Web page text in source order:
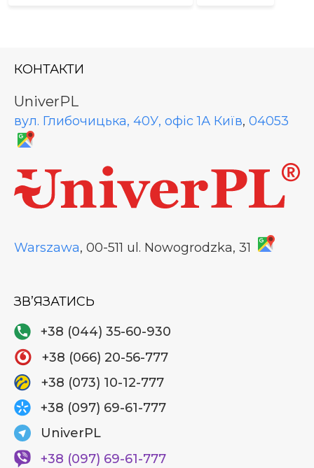
КОНТАКТИ
UniverPL
вул. Глибочицька, 40У, офіс 1А Київ, 04053
Warszawa, 00-511 ul. Nowogrodzka, 31
ЗВʼЯЗАТИСЬ
+38 (044) 35-60-930
+38 (066) 20-56-777
+38 (073) 10-12-777
+38 (097) 69-61-777
UniverPL
+38 (097) 69-61-777